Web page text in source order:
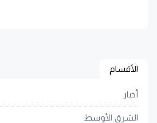
الأقسام
أخبار
الشرق الأوسط